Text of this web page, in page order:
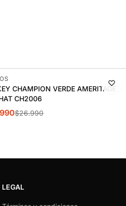
CHAMPION VERDE AMERITAGE
CH2006
$26.990
LEGAL